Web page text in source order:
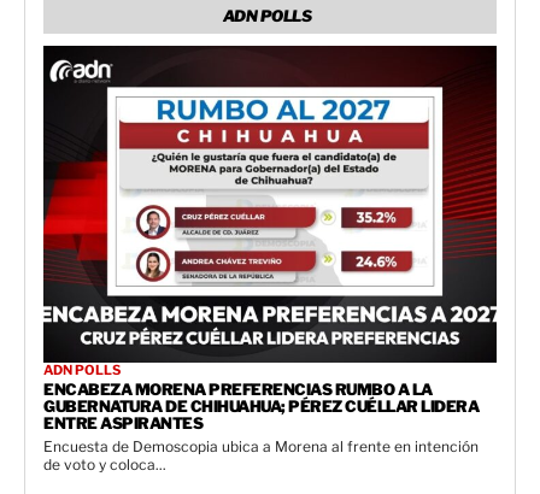
ADN POLLS
ADN POLLS
ENCABEZA MORENA PREFERENCIAS RUMBO A LA
GUBERNATURA DE CHIHUAHUA; PÉREZ CUÉLLAR LIDERA
ENTRE ASPIRANTES
Encuesta de Demoscopia ubica a Morena al frente en intención
de voto y coloca...